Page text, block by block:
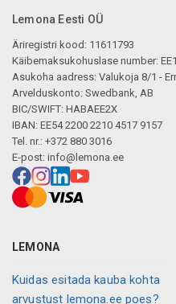
Lemona Eesti OÜ
Äriregistri kood: 11611793
Käibemaksukohuslase number:
Asukoha aadress: Valukoja 8/1 -
Arvelduskonto: Swedbank, AB
BIC/SWIFT: HABAEE2X
IBAN: EE54 2200 2210 4517 9157
Tel. nr.: +372 880 3016
E-post: info@lemona.ee
LEMONA
Kuidas esitada kauba kohta
arvustust lemona.ee poes?